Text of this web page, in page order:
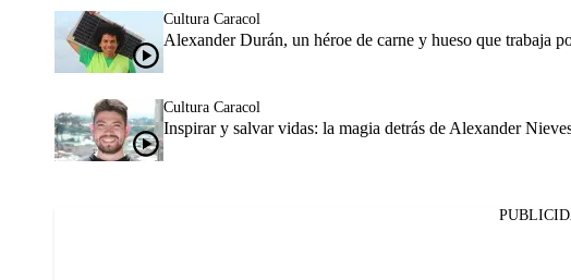
Cultura Caracol
Alexander Durán, un héroe de carne y hueso que trabaja
Cultura Caracol
Inspirar y salvar vidas: la magia detrás de Alexander